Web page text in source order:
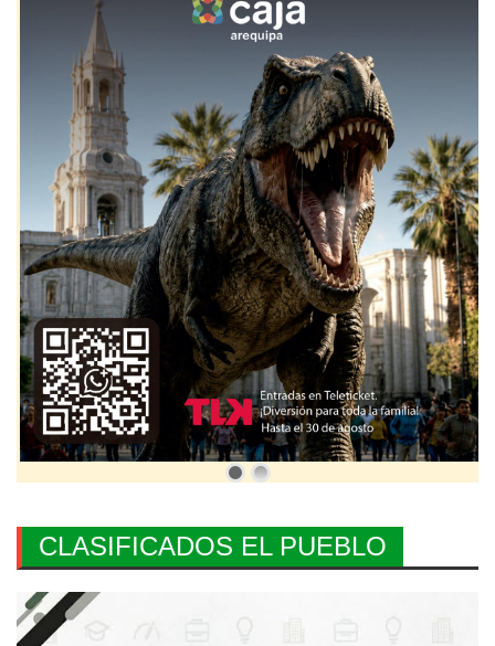
CLASIFICADOS EL PUEBLO